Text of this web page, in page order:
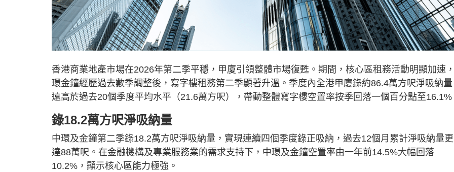
香港商業地產市場在2026年第二季平穩，甲廈引領整體市場復甦。期間，核心區租務活動明顯加速
環金鐘經歷過去數季調整後，寫字樓租務第二季顯著升溫。季度內全港甲廈錄約86.4萬方呎淨吸納
遠高於過去20個季度平均水平（21.6萬方呎），帶動整體寫字樓空置率按季回落一個百分點至16.1%
錄18.2萬方呎淨吸納量
中環及金鐘第二季錄18.2萬方呎淨吸納量，實現連續四個季度錄正吸納，過去12個月累計淨吸納量
達88萬呎。在金融機構及專業服務業的需求支持下，中環及金鐘空置率由一年前14.5%大幅回落
10.2%，顯示核心區能力極強。